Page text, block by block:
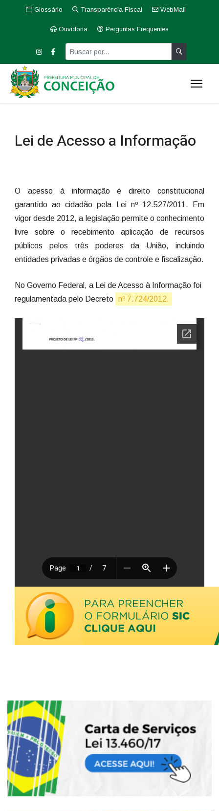
Glossário Transparência Fiscal WebMail
Ouvidoria Perguntas Frequentes
Lei de Acesso a Informação
O acesso à informação é direito constitucional
garantido ao cidadão pela Lei nº 12.527/2011. Em
vigor desde 2012, a legislação permite o conhecimento
livre sobre o recebimento aplicação de recursos
públicos pelos três poderes da União, incluindo
entidades privadas e órgãos de controle e fiscalização.
No Governo Federal, a Lei de Acesso à Informação foi
regulamentada pelo Decreto nº 7.724/2012.